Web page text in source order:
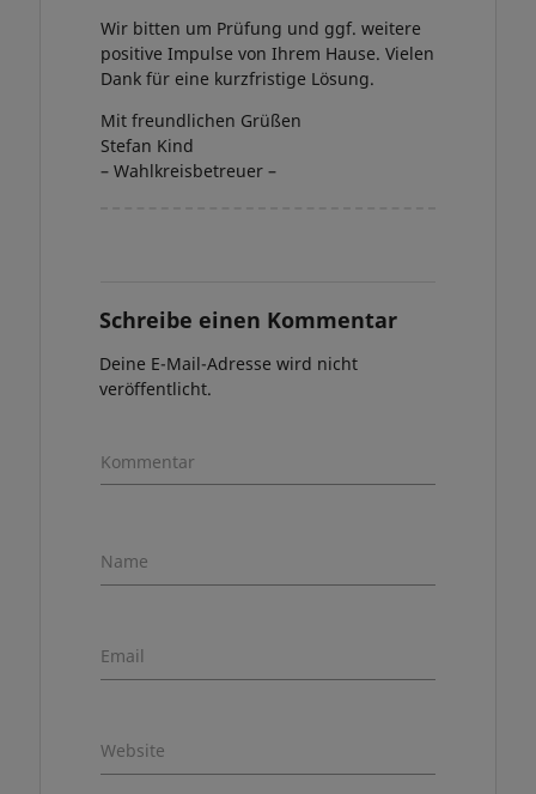
Wir bitten um Prüfung und ggf. weitere
positive Impulse von Ihrem Hause. Vielen
Dank für eine kurzfristige Lösung.
Mit freundlichen Grüßen
Stefan Kind
– Wahlkreisbetreuer –
Schreibe einen Kommentar
Deine E-Mail-Adresse wird nicht
veröffentlicht.
Kommentar
Name
Email
Website